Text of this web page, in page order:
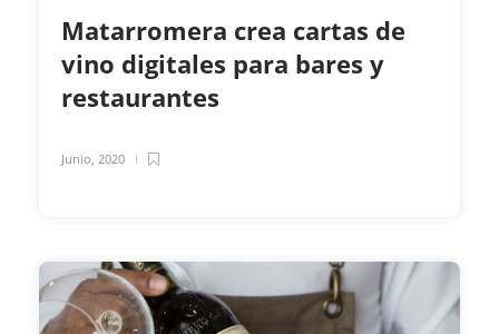
Matarromera crea cartas de
vino digitales para bares y
restaurantes
Junio, 2020